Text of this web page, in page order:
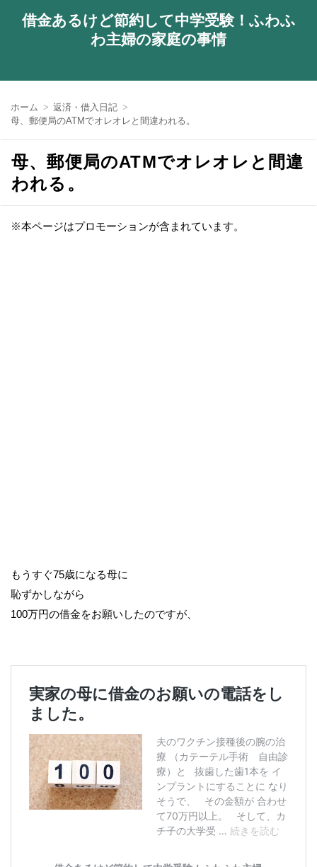
借金あるけど節約して中学受験！ふわふ
わ主婦の家庭の事情
ホーム
返済・借入日記
母、郵便局のATMでオレオレと間違われる。
母、郵便局のATMでオレオレと間違
われる。
※本ページはプロモーションが含まれています。
もうすぐ75歳になる母に
恥ずかしながら
100万円の借金をお願いしたのですが、